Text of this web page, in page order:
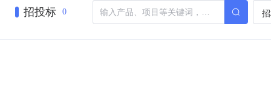
招投标 0